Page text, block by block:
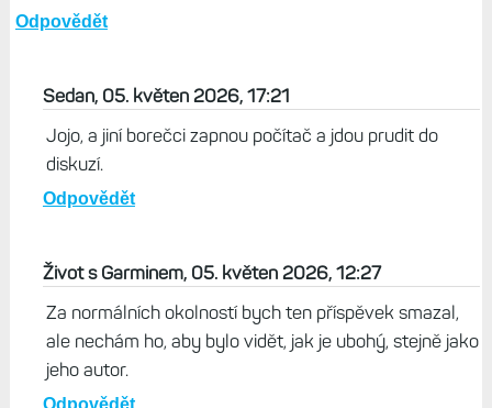
Odpovědět
Sedan, 05. květen 2026, 17:21
Jojo, a jiní borečci zapnou počítač a jdou prudit do
diskuzí.
Odpovědět
Život s Garminem, 05. květen 2026, 12:27
Za normálních okolností bych ten příspěvek smazal,
ale nechám ho, aby bylo vidět, jak je ubohý, stejně jako
jeho autor.